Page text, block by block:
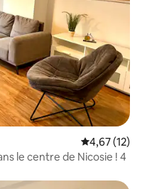
Note
4,67 (12)
le centre de Nicosie ! 4